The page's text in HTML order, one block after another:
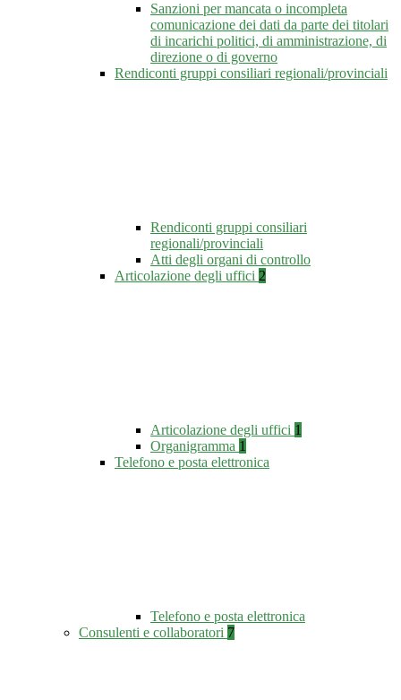
Sanzioni per mancata o incompleta
comunicazione dei dati da parte dei titolari
di incarichi politici, di amministrazione, di
direzione o di governo
Rendiconti gruppi consiliari regionali/provinciali
Rendiconti gruppi consiliari
regionali/provinciali
Atti degli organi di controllo
Articolazione degli uffici 2
Articolazione degli uffici 1
Organigramma 1
Telefono e posta elettronica
Telefono e posta elettronica
Consulenti e collaboratori 7